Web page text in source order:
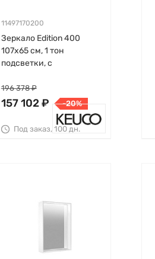
11497170200
Зеркало Edition 400
107х65 см, 1 тон
подсветки, с
157 102 ₽
196 378 ₽
-20%
Под заказ, 100 дн.